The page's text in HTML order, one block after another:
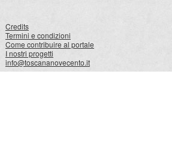
Credits
Termini e condizioni
Come contribuire al portale
I nostri progetti
info@toscananovecento.it